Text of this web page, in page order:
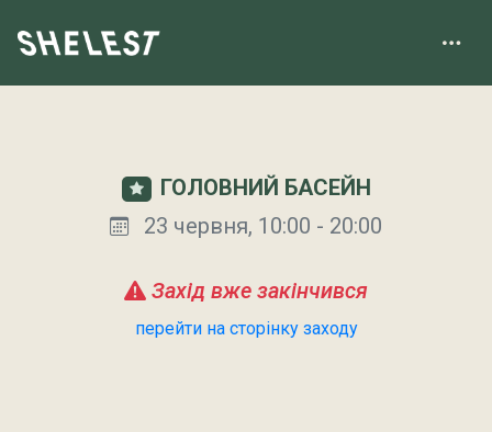
ГОЛОВНИЙ БАСЕЙН
23 червня, 10:00 - 20:00
Захід вже закінчився
перейти на сторінку заходу